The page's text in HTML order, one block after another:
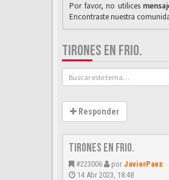
Por favor, no utilices
Encontraste nuestra
TIRONES EN FRIO.
Responder
Tirones en frio.
#223006 por JavierPaez
14 Abr 2023, 18:48